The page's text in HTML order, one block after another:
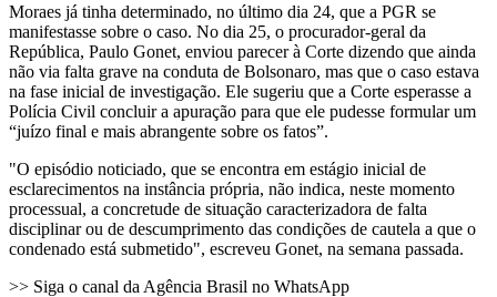
Moraes já tinha determinado, no último dia 24, que a PGR se
manifestasse sobre o caso. No dia 25, o procurador-geral da
República, Paulo Gonet, enviou parecer à Corte dizendo que ainda
não via falta grave na conduta de Bolsonaro, mas que o caso estava
na fase inicial de investigação. Ele sugeriu que a Corte esperasse a
Polícia Civil concluir a apuração para que ele pudesse formular um
“juízo final e mais abrangente sobre os fatos”.
"O episódio noticiado, que se encontra em estágio inicial de
esclarecimentos na instância própria, não indica, neste momento
processual, a concretude de situação caracterizadora de falta
disciplinar ou de descumprimento das condições de cautela a que o
condenado está submetido", escreveu Gonet, na semana passada.
>> Siga o canal da Agência Brasil no WhatsApp